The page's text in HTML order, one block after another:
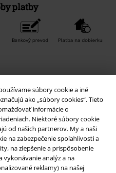
súbory cookie a iné
ako „súbory cookies“. Tieto
informácie o
Niektoré súbory cookie
od našich partnerov. My a naši
na zabezpečenie spoľahlivosti a
na zlepšenie a prispôsobenie
vykonávanie analýz a na
reklamy) na našej
platby
Bankový prevod Platba na dobierku
EMP
zdarma a využite všetky nové
a výhody!